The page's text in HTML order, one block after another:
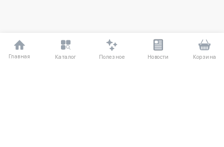
Главная Каталог Полезное Новости Корзина